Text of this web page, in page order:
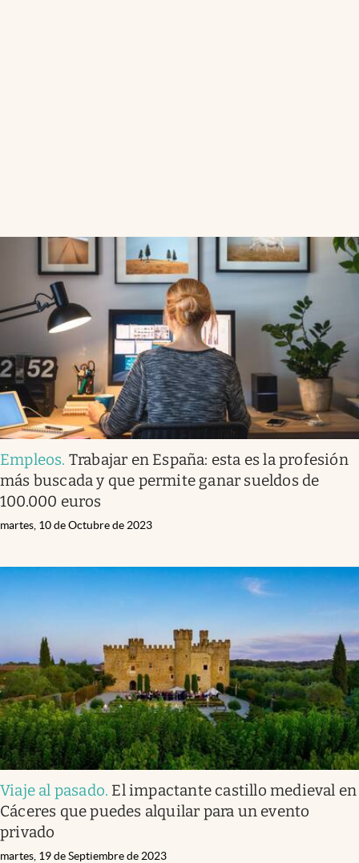
Empleos. Trabajar en España: esta es la profesión
más buscada y que permite ganar sueldos de
100.000 euros
martes, 10 de Octubre de 2023
Viaje al pasado. El impactante castillo medieval en
Cáceres que puedes alquilar para un evento
privado
martes, 19 de Septiembre de 2023